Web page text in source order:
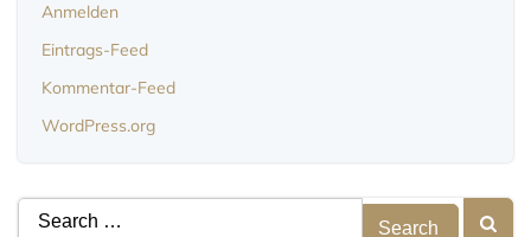
Anmelden
Eintrags-Feed
Kommentar-Feed
WordPress.org
Search